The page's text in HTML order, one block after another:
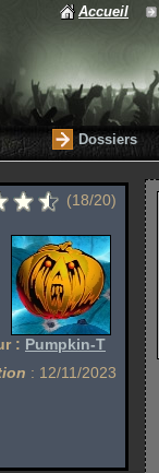
Accueil
Dossiers
(18/20)
: Pumpkin-T
: 12/11/2023